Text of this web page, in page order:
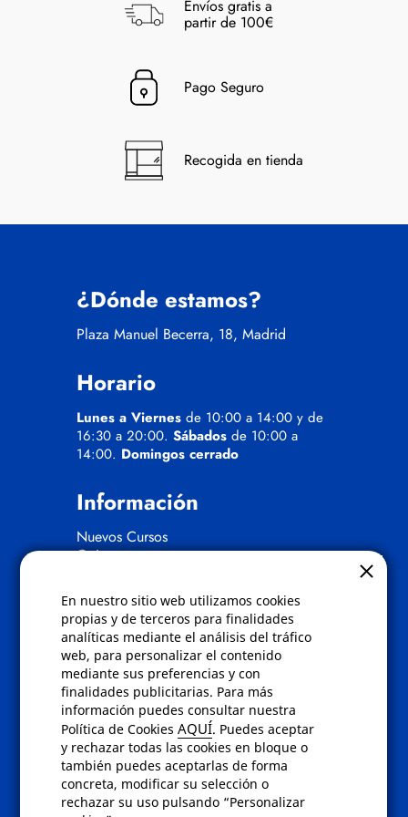
En nuestro sitio web utilizamos cookies
propias y de terceros para finalidades
analíticas mediante el análisis del tráfico
web, para personalizar el contenido
mediante sus preferencias y con
finalidades publicitarias. Para más
información puedes consultar nuestra
Política de CookiesAQUÍ. Puedes aceptar
y rechazar todas las cookies en bloque o
también puedes aceptarlas de forma
concreta, modificar su selección o
rechazar su uso pulsando “Personalizar
Envíos gratis a
partir de 100€
Pago Seguro
Recogida en tienda
¿Dónde estamos?
Plaza Manuel Becerra, 18, Madrid
Horario
Lunes a Viernes de 10:00 a 14:00 y de
16:30 a 20:00. Sábados de 10:00 a
14:00. Domingos cerrado
Información
Nuevos Cursos
Quienes somos
Políticas
Condiciones de compra
Aviso de privacidad
Cookies
Bajas comunicados comerciales
Derecho de desistimiento
Preguntas frecuentes
Contacto